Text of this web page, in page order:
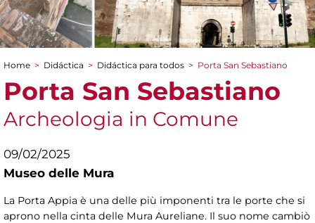
You are here
Home > Didáctica > Didáctica para todos > Porta San Sebastiano
Porta San Sebastiano
Archeologia in Comune
09/02/2025
Museo delle Mura
La Porta Appia è una delle più imponenti tra le porte che si
aprono nella cinta delle Mura Aureliane. Il suo nome cambiò